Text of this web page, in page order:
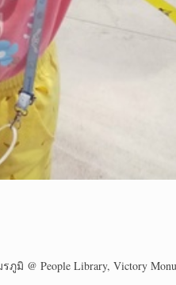
@ People Library, Victory